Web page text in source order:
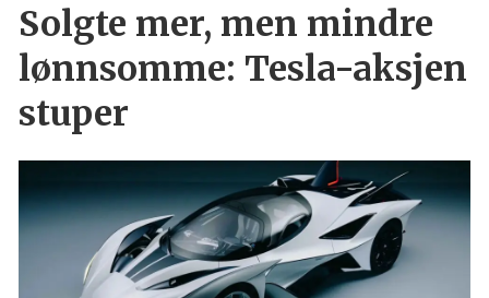
Solgte mer, men mindre
lønnsomme: Tesla-aksjen
stuper